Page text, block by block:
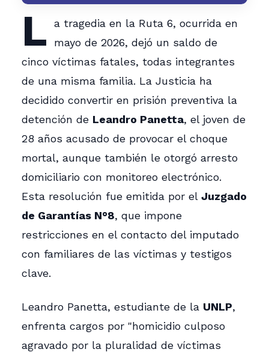
L
a tragedia en la Ruta 6, ocurrida en
mayo de 2026, dejó un saldo de
cinco víctimas fatales, todas integrantes
de una misma familia. La Justicia ha
decidido convertir en prisión preventiva la
detención de Leandro Panetta, el joven de
28 años acusado de provocar el choque
mortal, aunque también le otorgó arresto
domiciliario con monitoreo electrónico.
Esta resolución fue emitida por el Juzgado
de Garantías N°8, que impone
restricciones en el contacto del imputado
con familiares de las víctimas y testigos
clave.
Leandro Panetta, estudiante de la UNLP,
enfrenta cargos por "homicidio culposo
agravado por la pluralidad de víctimas